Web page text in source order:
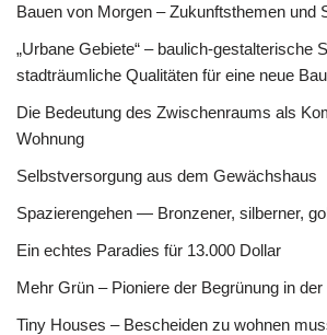
Bauen von Morgen – Zukunftsthemen und
„Urbane Gebiete“ – baulich-gestalterische
stadträumliche Qualitäten für eine neue
Die Bedeutung des Zwischenraums als
Wohnung
Selbstversorgung aus dem Gewächshaus
Spazierengehen — Bronzener, silberner,
Ein echtes Paradies für 13.000 Dollar
Mehr Grün – Pioniere der Begrünung in
Tiny Houses – Bescheiden zu wohnen